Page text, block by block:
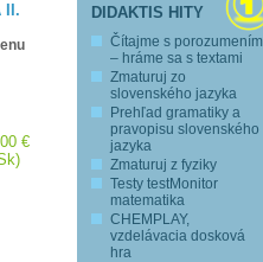
DIDAKTIS HITY
Čítajme s porozumením
– hráme sa s textami
Zmaturuj zo
slovenského jazyka
Prehľad gramatiky a
pravopisu slovenského
jazyka
Zmaturuj z fyziky
Testy testMonitor
matematika
CHEMPLAY,
vzdelávacia dosková
hra
II.
€